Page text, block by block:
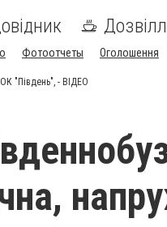
Фотоотчеты Оголошення
"Південь", - ВІДЕО